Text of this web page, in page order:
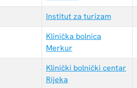
Institut za turizam
Klinička bolnica
Merkur
Klinički bolnički centar
Rijeka